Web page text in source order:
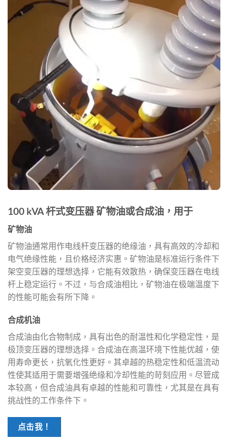
100 kVA 杆式变压器 矿物油或合成油，用于
矿物油
矿物油通常用作电线杆变压器的绝缘油，具有高效的冷却和
电气绝缘性能，且价格经济实惠。矿物油是标准运行条件下
架空变压器的理想选择，它能有效散热，确保变压器在电线
杆上稳定运行。不过，与合成油相比，矿物油在极端温度下
的性能可能会有所下降。
合成机油
合成油由化合物制成，具有出色的耐温性和化学稳定性，是
极顶变压器的理想选择。合成油在高温环境下性能优越，使
用寿命更长，抗氧化性更好。其卓越的热稳定性和低温流动
性使其适用于需要增强绝缘和冷却性能的苛刻应用。尽管成
本较高，但合成油具有卓越的性能和可靠性，尤其是在具有
挑战性的工作条件下。
点击我！